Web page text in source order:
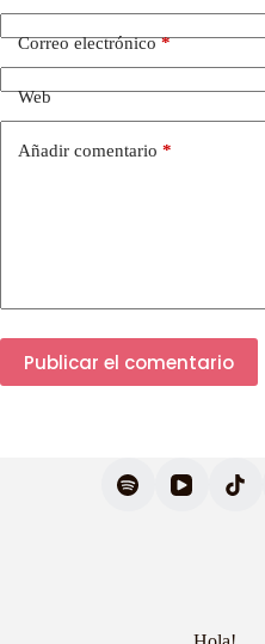
Correo electrónico*
Web
Añadir comentario *
Publicar el comentario